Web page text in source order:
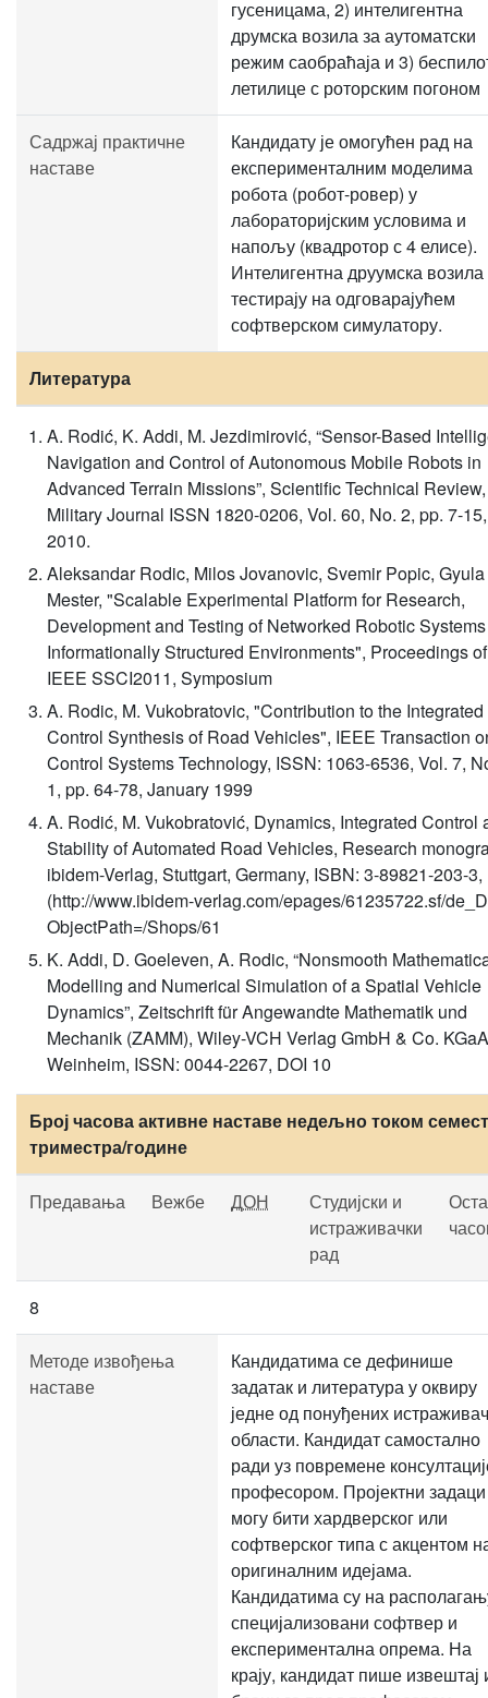
гусеницама, 2) интелигентна
друмска возила за аутоматски
режим саобраћаја и 3)
летилице с роторским погоном
Садржај практичне
наставе
Кандидату је омогућен рад на
експерименталним моделима
робота (робот-ровер) у
лабораторијским условима и
напољу (квадротор с 4 елисе).
Интелигентна друумска возила
тестирају на одговарајућем
софтверском симулатору.
Литература
A. Rodić, K. Addi, M. Jezdimirović, “Sensor-Based
Navigation and Control of Autonomous Mobile Robots in
Advanced Terrain Missions”, Scientific Technical Review,
Military Journal ISSN 1820-0206, Vol. 60, No. 2, pp. 7-15,
2010.
Aleksandar Rodic, Milos Jovanovic, Svemir Popic, Gyula
Mester, "Scalable Experimental Platform for Research,
Development and Testing of Networked Robotic
Informationally Structured Environments", Proceedings
IEEE SSCI2011, Symposium
A. Rodic, M. Vukobratovic, "Contribution to the Integrated
Control Synthesis of Road Vehicles", IEEE Transaction
Control Systems Technology, ISSN: 1063-6536, Vol. 7,
1, pp. 64-78, January 1999
A. Rodić, M. Vukobratović, Dynamics, Integrated Control
Stability of Automated Road Vehicles, Research
ibidem-Verlag, Stuttgart, Germany, ISBN: 3-89821-203-3,
(http://www.ibidem-verlag.com/epages/61235722.sf/
ObjectPath=/Shops/61
K. Addi, D. Goeleven, A. Rodic, “Nonsmooth
Modelling and Numerical Simulation of a Spatial Vehicle
Dynamics”, Zeitschrift für Angewandte Mathematik und
Mechanik (ZAMM), Wiley-VCH Verlag GmbH & Co.
Weinheim, ISSN: 0044-2267, DOI 10
Број часова активне наставе недељно током
триместра/године
Предавања Вежбе ДОН
Студијски и
истраживачки
рад
8
Методе извођења
наставе
Кандидатима се дефинише
задатак и литература у оквиру
једне од понуђених
области. Кандидат самостално
ради уз повремене
професором. Пројектни задаци
могу бити хардверског или
софтверског типа с акцентом
оригиналним идејама.
Кандидатима су на
специјализовани софтвер и
експериментална опрема. На
крају, кандидат пише извештај